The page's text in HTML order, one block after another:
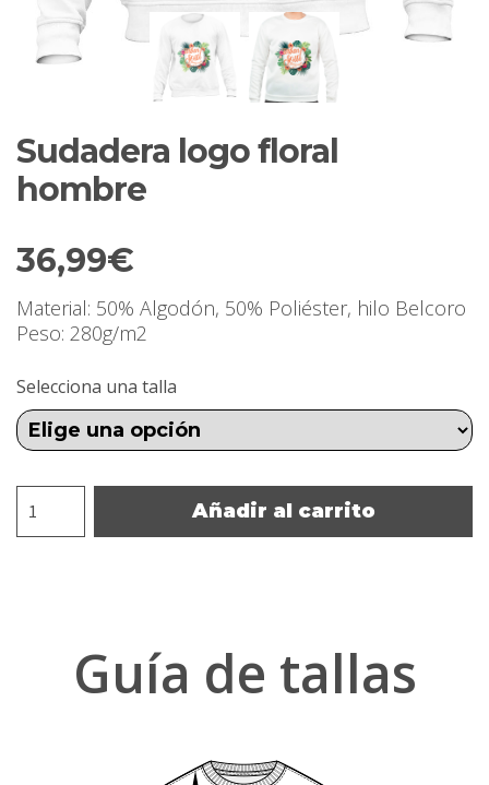
Sudadera logo floral
hombre
36,99€
Material: 50% Algodón, 50% Poliéster, hilo Belcoro
Peso: 280g/m2
Selecciona una talla
logo
Añadir al carrito
Guía de tallas